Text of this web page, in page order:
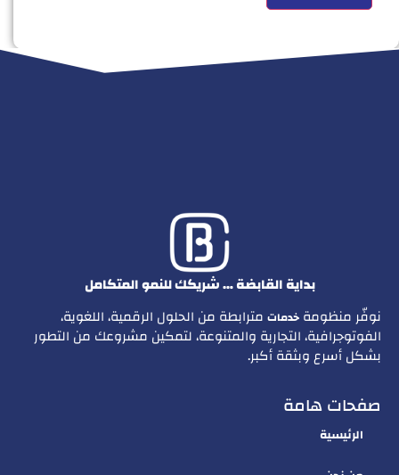
بداية القابضة … شريكك للنمو المتكامل
نوفّر منظومة خدمات مترابطة من الحلول الرقمية، اللغوية،
الفوتوجرافية، التجارية والمتنوعة، لتمكين مشروعك من التطور
بشكل أسرع وبثقة أكبر.
صفحات هامة
الرئيسية